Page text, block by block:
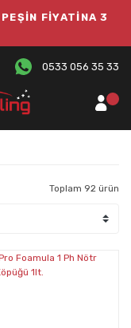
PEŞİN FİYATİNA 3
0533 056 35 33
Toplam 92 ürün